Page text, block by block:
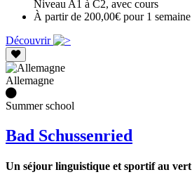
Niveau A1 à C2, avec cours
À partir de 200,00€ pour 1 semaine
Découvrir
Allemagne
Summer school
Bad Schussenried
Un séjour linguistique et sportif au vert